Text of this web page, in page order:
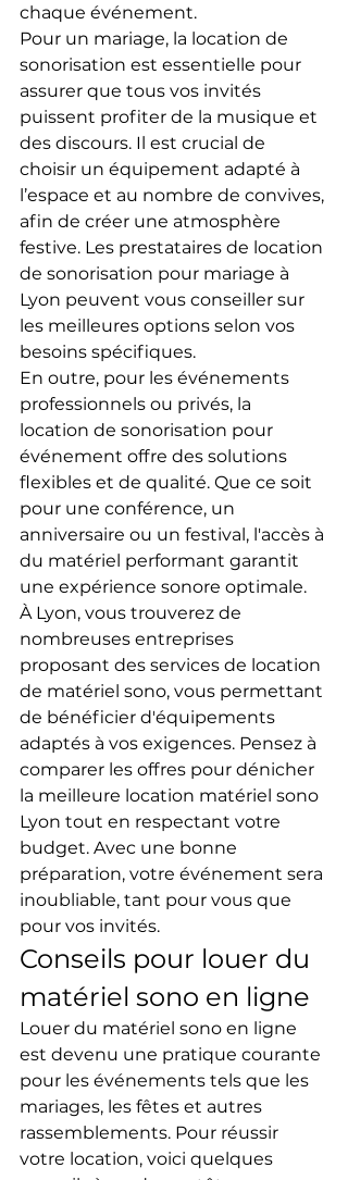
chaque événement.
Pour un mariage, la location de
sonorisation est essentielle pour
assurer que tous vos invités
puissent profiter de la musique et
des discours. Il est crucial de
choisir un équipement adapté à
l’espace et au nombre de convives,
afin de créer une atmosphère
festive. Les prestataires de location
de sonorisation pour mariage à
Lyon peuvent vous conseiller sur
les meilleures options selon vos
besoins spécifiques.
En outre, pour les événements
professionnels ou privés, la
location de sonorisation pour
événement offre des solutions
flexibles et de qualité. Que ce soit
pour une conférence, un
anniversaire ou un festival, l'accès à
du matériel performant garantit
une expérience sonore optimale.
À Lyon, vous trouverez de
nombreuses entreprises
proposant des services de location
de matériel sono, vous permettant
de bénéficier d'équipements
adaptés à vos exigences. Pensez à
comparer les offres pour dénicher
la meilleure location matériel sono
Lyon tout en respectant votre
budget. Avec une bonne
préparation, votre événement sera
inoubliable, tant pour vous que
pour vos invités.
Conseils pour louer du
matériel sono en ligne
Louer du matériel sono en ligne
est devenu une pratique courante
pour les événements tels que les
mariages, les fêtes et autres
rassemblements. Pour réussir
votre location, voici quelques